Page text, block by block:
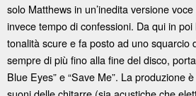
solo Matthews in un’inedita versione
invece tempo di confessioni. Da qui in poi
tonalità scure e fa posto ad uno squarcio
sempre di più fino alla fine del disco,
Blue Eyes” e “Save Me”. La produzione